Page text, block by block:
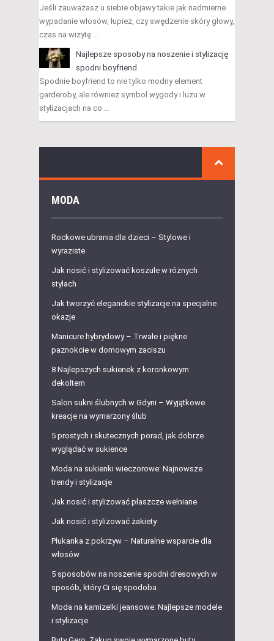
Jeśli zauważasz u siebie objawy takie jak nadmierne
wypadanie włosów, łupież, czy swędzenie skóry głowy,
czas na wizytę …
Najlepsze sposoby na noszenie i stylizację
spodni boyfriend
Spodnie boyfriend to nie tylko modny element
garderoby, ale również symbol wygody i luzu w
stylizacjach na co …
MODA
Rockowe ubrania dla dzieci – Stylowe i
wyraziste
Jak nosić i stylizować koszule w różnych
stylach
Jak tworzyć eleganckie stylizacje na specjalne
okazje
Manicure hybrydowy – Trwałe i piękne
paznokcie w domowym zaciszu
8 Najlepszych sukienek z koronkowym
dekoltem
Salon sukni ślubnych w Gdyni – Wyjątkowe
kreacje na wymarzony ślub
5 prostych i skutecznych porad, jak dobrze
wyglądać w sukience
Moda na sukienki wieczorowe: Najnowsze
trendy i stylizacje
Jak nosić i stylizować płaszcze wełniane
Jak nosić i stylizować żakiety
Płukanka z pokrzyw – Naturalne wsparcie dla
włosów
5 sposobów na noszenie spodni dresowych w
sposób, który Ci się spodoba
Moda na kamizelki jeansowe: Najlepsze modele
i stylizacje